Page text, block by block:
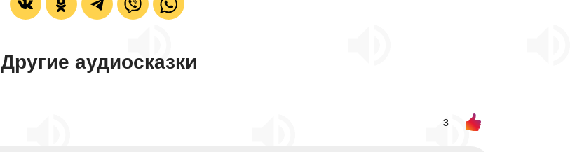
Другие аудиосказки
3